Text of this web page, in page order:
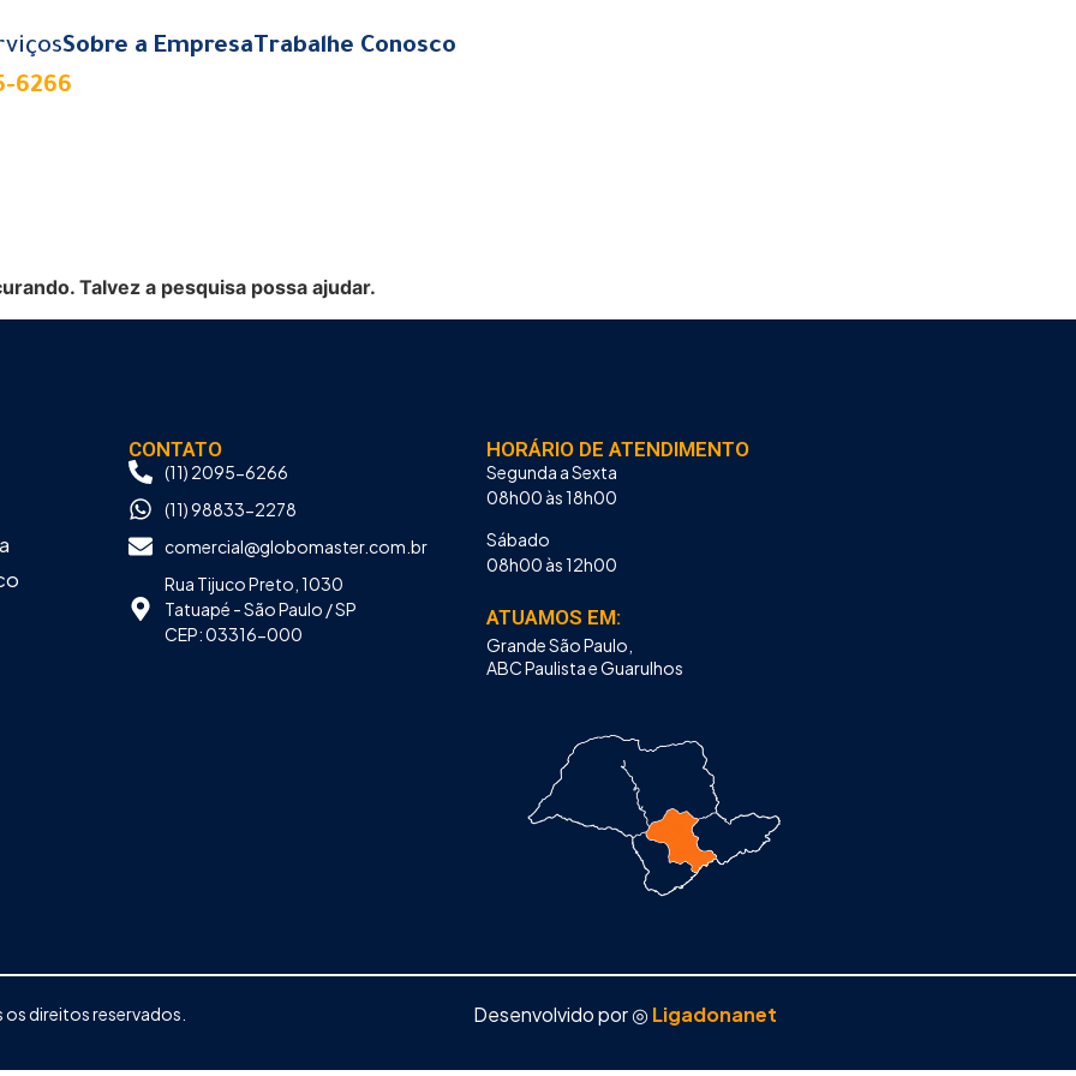
Sobre a Empresa Trabalhe Conosco
6266
Talvez a pesquisa possa ajudar.
CONTATO
(11) 2095-6266
(11) 98833-2278
comercial@globomaster.com.br
Rua Tijuco Preto, 1030
Tatuapé - São Paulo / SP
CEP: 03316-000
HORÁRIO DE ATENDIMENTO
Segunda a Sexta
08h00 às 18h00
Sábado
08h00 às 12h00
ATUAMOS EM:
Grande São Paulo,
ABC Paulista e Guarulhos
direitos reservados. Desenvolvido por ◎ Ligadonanet